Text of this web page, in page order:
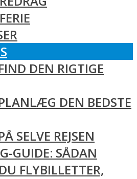
DEN RIGTIGE
DEN BEDSTE
SELVE REJSEN
GUIDE: SÅDAN
FLYBILLETTER,